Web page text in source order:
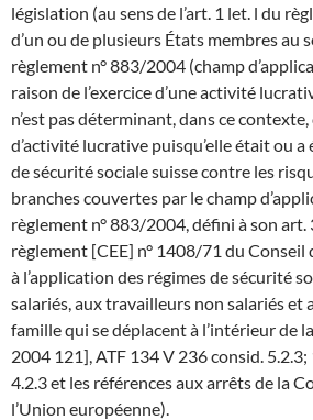
législation (au sens de l’art. 1 let. l du
d’un ou de plusieurs États membres au
règlement n° 883/2004 (champ
raison de l’exercice d’une activité
n’est pas déterminant, dans ce contexte,
d’activité lucrative puisqu’elle était ou
de sécurité sociale suisse contre les
branches couvertes par le champ
règlement n° 883/2004, défini à son art.
règlement [CEE] n° 1408/71 du
à l’application des régimes de sécurité
salariés, aux travailleurs non salariés et
famille qui se déplacent à l’intérieur de
2004 121], ATF 134 V 236 consid. 5.2.3;
4.2.3 et les références aux arrêts de la
l’Union européenne).